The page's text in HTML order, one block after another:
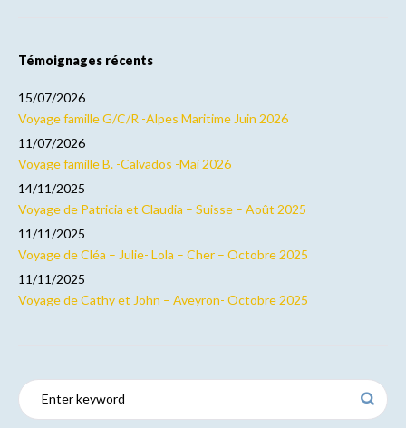
Témoignages récents
Voyage famille G/C/R -Alpes Maritime Juin 2026
15/07/2026
Voyage famille B. -Calvados -Mai 2026
11/07/2026
Voyage de Patricia et Claudia – Suisse – Août 2025
14/11/2025
Voyage de Cléa – Julie- Lola – Cher – Octobre 2025
11/11/2025
Voyage de Cathy et John – Aveyron- Octobre 2025
11/11/2025